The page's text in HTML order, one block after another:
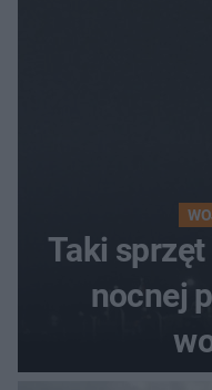
Taki
nocnej